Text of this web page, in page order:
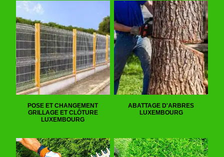
POSE ET CHANGEMENT
GRILLAGE ET CLÔTURE
LUXEMBOURG
ABATTAGE D'ARBRES
LUXEMBOURG